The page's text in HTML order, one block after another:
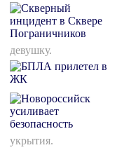
девушку.
укрытия.